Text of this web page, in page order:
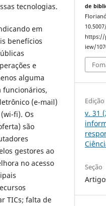
tecnologias.
em
benefícios
e
alguma
funcionários,
(e-mail)
fi). Os
são
gestores ao
no acesso
TICs; falta de
de
https://
iew/
Edição
v. 31
Seção